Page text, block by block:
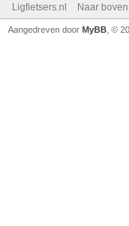
Ligfietsers.nl Naar boven
Aangedreven door MyBB , ©